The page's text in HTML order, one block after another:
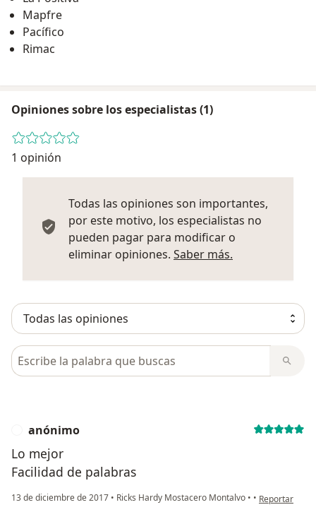
Mapfre
Pacífico
Rimac
Opiniones sobre los especialistas (1)
1 opinión
Todas las opiniones son importantes,
por este motivo, los especialistas no
pueden pagar para modificar o
eliminar opiniones. Saber más.
Busca en opiniones
anónimo
Lo mejor
Facilidad de palabras
13 de diciembre de 2017 • Ricks Hardy Mostacero Montalvo • • en opinión
Reportar